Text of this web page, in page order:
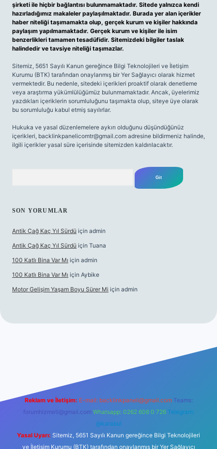
şirketi ile hiçbir bağlantısı bulunmamaktadır. Sitede yalnızca kendi
hazırladığımız makaleler paylaşılmaktadır. Burada yer alan içerikler
haber niteliği taşımamakta olup, gerçek kurum ve kişiler hakkında
paylaşım yapılmamaktadır. Gerçek kurum ve kişiler ile isim
benzerlikleri tamamen tesadüfidir. Sitemizdeki bilgiler taslak
halindedir ve tavsiye niteliği taşımazlar.
Sitemiz, 5651 Sayılı Kanun gereğince Bilgi Teknolojileri ve İletişim
Kurumu (BTK) tarafından onaylanmış bir Yer Sağlayıcı olarak hizmet
vermektedir. Bu nedenle, sitedeki içerikleri proaktif olarak denetleme
veya araştırma yükümlülüğümüz bulunmamaktadır. Ancak, üyelerimiz
yazdıkları içeriklerin sorumluluğunu taşımakta olup, siteye üye olarak
bu sorumluluğu kabul etmiş sayılırlar.
Hukuka ve yasal düzenlemelere aykırı olduğunu düşündüğünüz
içerikleri, backlinkpanelicomtr@gmail.com adresine bildirmeniz halinde,
ilgili içerikler yasal süre içerisinde sitemizden kaldırılacaktır.
SON YORUMLAR
Antik Çağ Kaç Yıl Sürdü için admin
Antik Çağ Kaç Yıl Sürdü için Tuana
100 Katlı Bina Var Mı için admin
100 Katlı Bina Var Mı için Aybike
Motor Gelişim Yaşam Boyu Sürer Mi için admin
Reklam ve İletişim: E-mail: backlinkpaneli@gmail.com Teams:
forumhizmeti@gmail.com Whatsapp: 0262 606 0 726 Telegram:
@karabul
Yasal Uyarı: Sitemiz, 5651 Sayılı Kanun gereğince Bilgi Teknolojileri
ve İletişim Kurumu (BTK) tarafından onaylanmış bir Yer Sağlayıcı